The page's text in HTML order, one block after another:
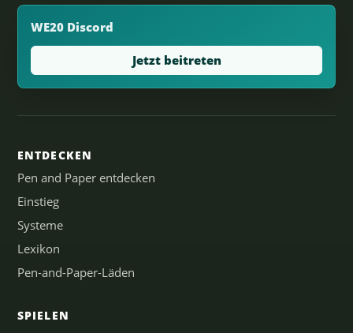
WE20 Discord
Jetzt beitreten
ENTDECKEN
Pen and Paper entdecken
Einstieg
Systeme
Lexikon
Pen-and-Paper-Läden
SPIELEN